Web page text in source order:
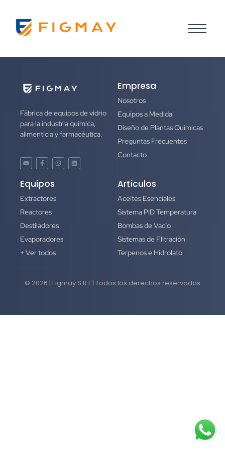
Fábrica de equipos de vidrio
para la industria química,
alimenticia y farmacéutica.
Empresa
Nosotros
Equipos a Medida
Diseño de Plantas Químicas
Preguntas Frecuentes
Contacto
Equipos
Extractores
Reactores
Destiladores
Evaporadores
+ Ver todos
Artículos
Aceites Esenciales
Sistema PID Temperatura
Bombas de Vacío
Sistemas de FIltración
Terpenos e Hidrolato
© 2026 | Figmay S.R.L | Todos los derechos reservados